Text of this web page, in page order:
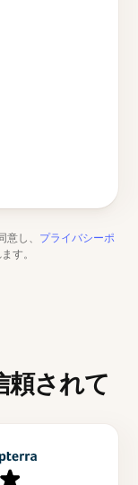
意し、 プライバシーポ
す。
頼されて